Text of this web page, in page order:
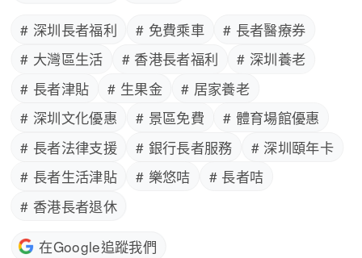
# 深圳長者福利 # 免費乘車
# 長者醫療券
# 大灣區生活
# 香港長者福利
# 深圳養老
# 長者津貼
# 生果金
# 居家養老
# 深圳文化優惠
# 景區免費
# 體育場館優惠
# 長者法律支援
# 銀行長者服務
# 深圳頤年卡
# 長者生活津貼
# 樂悠咭
# 長者咭
# 香港長者退休
在Google追蹤我們